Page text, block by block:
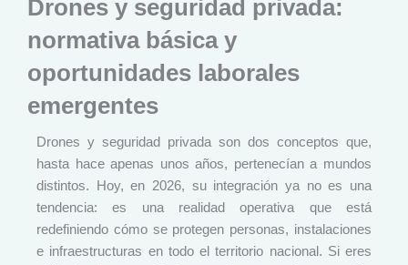
Drones y seguridad privada:
normativa básica y
oportunidades laborales
emergentes
Drones y seguridad privada son dos conceptos que,
hasta hace apenas unos años, pertenecían a mundos
distintos. Hoy, en 2026, su integración ya no es una
tendencia: es una realidad operativa que está
redefiniendo cómo se protegen personas, instalaciones
e infraestructuras en todo el territorio nacional. Si eres